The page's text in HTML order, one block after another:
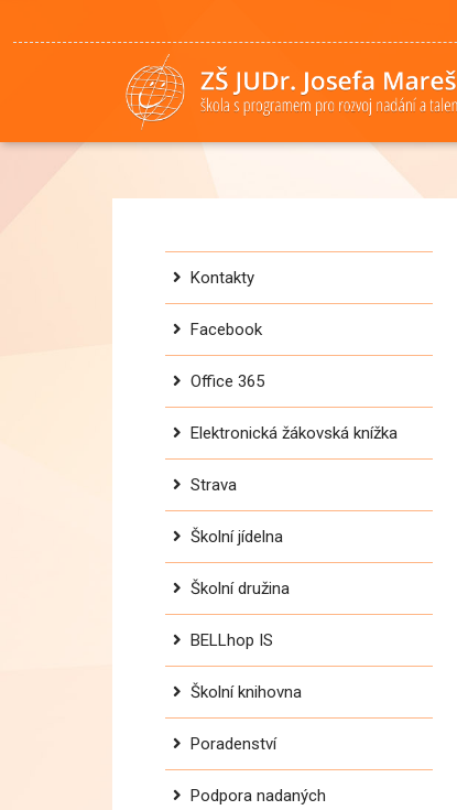
Kontakty
Facebook
Office 365
Elektronická žákovská knížka
Strava
Školní jídelna
Školní družina
BELLhop IS
Školní knihovna
Poradenství
Podpora nadaných